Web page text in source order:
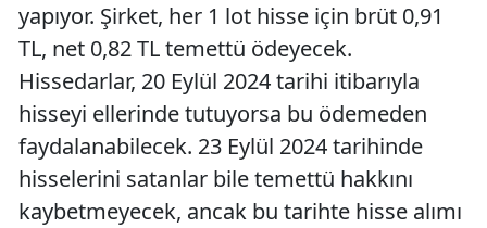
yapıyor. Şirket, her 1 lot hisse için brüt 0,91
TL, net 0,82 TL temettü ödeyecek.
Hissedarlar, 20 Eylül 2024 tarihi itibarıyla
hisseyi ellerinde tutuyorsa bu ödemeden
faydalanabilecek. 23 Eylül 2024 tarihinde
hisselerini satanlar bile temettü hakkını
kaybetmeyecek, ancak bu tarihte hisse alımı